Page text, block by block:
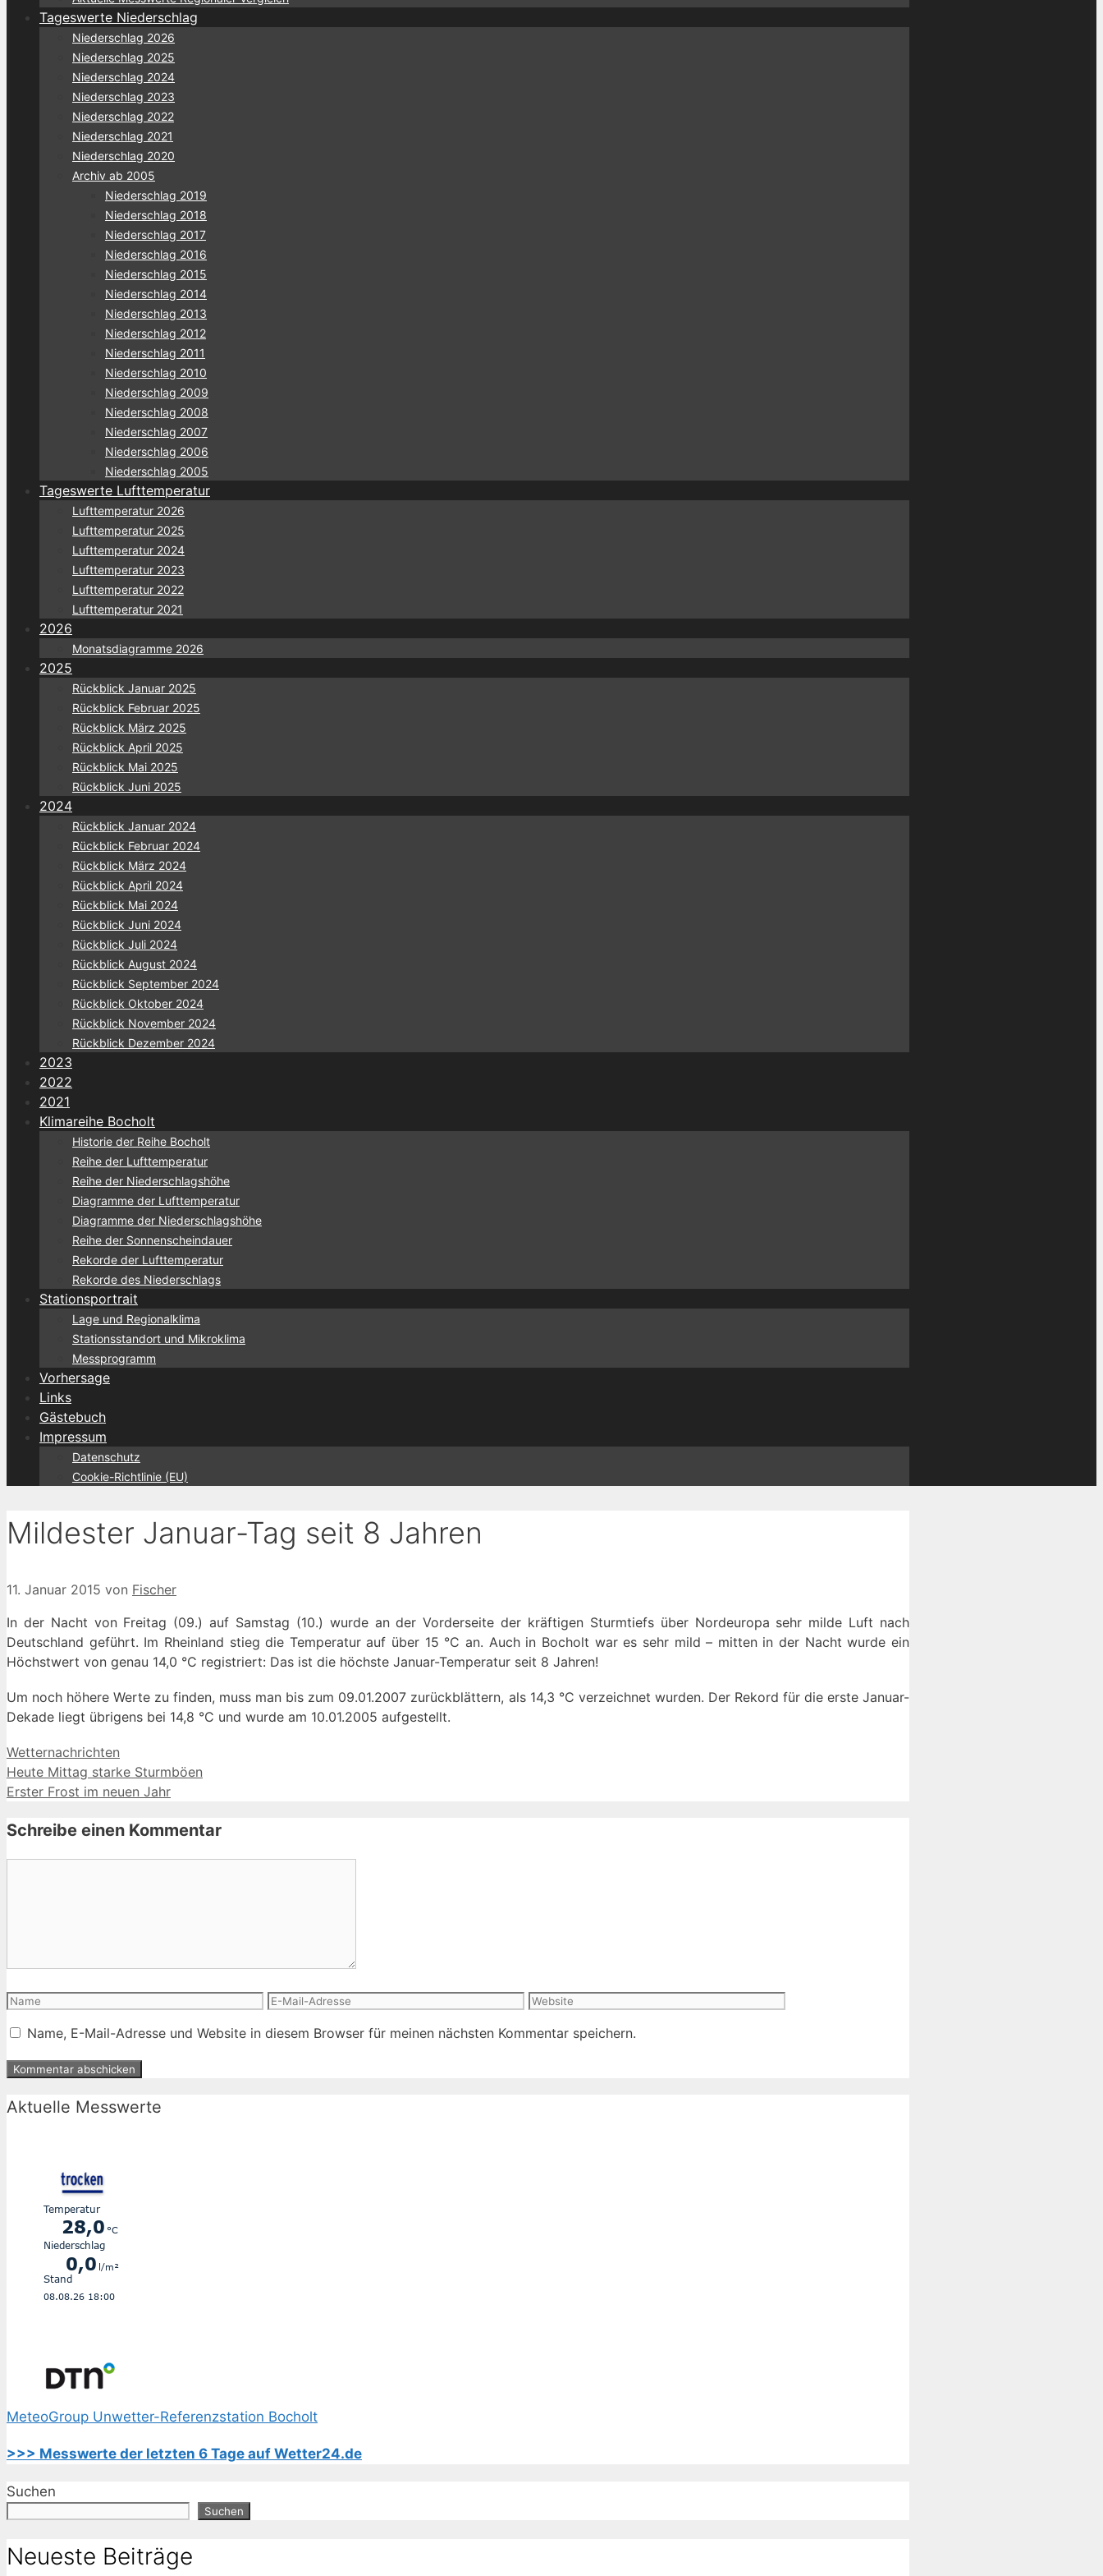
Tageswerte Niederschlag
Niederschlag 2026
Niederschlag 2025
Niederschlag 2024
Niederschlag 2023
Niederschlag 2022
Niederschlag 2021
Niederschlag 2020
Archiv ab 2005
Niederschlag 2019
Niederschlag 2018
Niederschlag 2017
Niederschlag 2016
Niederschlag 2015
Niederschlag 2014
Niederschlag 2013
Niederschlag 2012
Niederschlag 2011
Niederschlag 2010
Niederschlag 2009
Niederschlag 2008
Niederschlag 2007
Niederschlag 2006
Niederschlag 2005
Tageswerte Lufttemperatur
Lufttemperatur 2026
Lufttemperatur 2025
Lufttemperatur 2024
Lufttemperatur 2023
Lufttemperatur 2022
Lufttemperatur 2021
2026
Monatsdiagramme 2026
2025
Rückblick Januar 2025
Rückblick Februar 2025
Rückblick März 2025
Rückblick April 2025
Rückblick Mai 2025
Rückblick Juni 2025
2024
Rückblick Januar 2024
Rückblick Februar 2024
Rückblick März 2024
Rückblick April 2024
Rückblick Mai 2024
Rückblick Juni 2024
Rückblick Juli 2024
Rückblick August 2024
Rückblick September 2024
Rückblick Oktober 2024
Rückblick November 2024
Rückblick Dezember 2024
2023
2022
2021
Klimareihe Bocholt
Historie der Reihe Bocholt
Reihe der Lufttemperatur
Reihe der Niederschlagshöhe
Diagramme der Lufttemperatur
Diagramme der Niederschlagshöhe
Reihe der Sonnenscheindauer
Rekorde der Lufttemperatur
Rekorde des Niederschlags
Stationsportrait
Lage und Regionalklima
Stationsstandort und Mikroklima
Messprogramm
Vorhersage
Links
Gästebuch
Impressum
Datenschutz
Cookie-Richtlinie (EU)
Mildester Januar-Tag seit 8 Jahren
11. Januar 2015 von Fischer
In der Nacht von Freitag (09.) auf Samstag (10.) wurde an der Vorderseite der kräftigen Sturmtiefs über Nordeuropa sehr milde Luft nach
Deutschland geführt. Im Rheinland stieg die Temperatur auf über 15 °C an. Auch in Bocholt war es sehr mild – mitten in der Nacht wurde ein
Höchstwert von genau 14,0 °C registriert: Das ist die höchste Januar-Temperatur seit 8 Jahren!
Um noch höhere Werte zu finden, muss man bis zum 09.01.2007 zurückblättern, als 14,3 °C verzeichnet wurden. Der Rekord für die erste Januar-
Dekade liegt übrigens bei 14,8 °C und wurde am 10.01.2005 aufgestellt.
Kategorien
Wetternachrichten
Heute Mittag starke Sturmböen
Erster Frost im neuen Jahr
Schreibe einen Kommentar
Name
E-
Adresse
Website
Name, E-Mail-Adresse und Website in diesem Browser für meinen nächsten Kommentar speichern.
Aktuelle Messwerte
MeteoGroup Unwetter-Referenzstation Bocholt
>>> Messwerte der letzten 6 Tage auf Wetter24.de
Suchen
Suchen
Neueste Beiträge